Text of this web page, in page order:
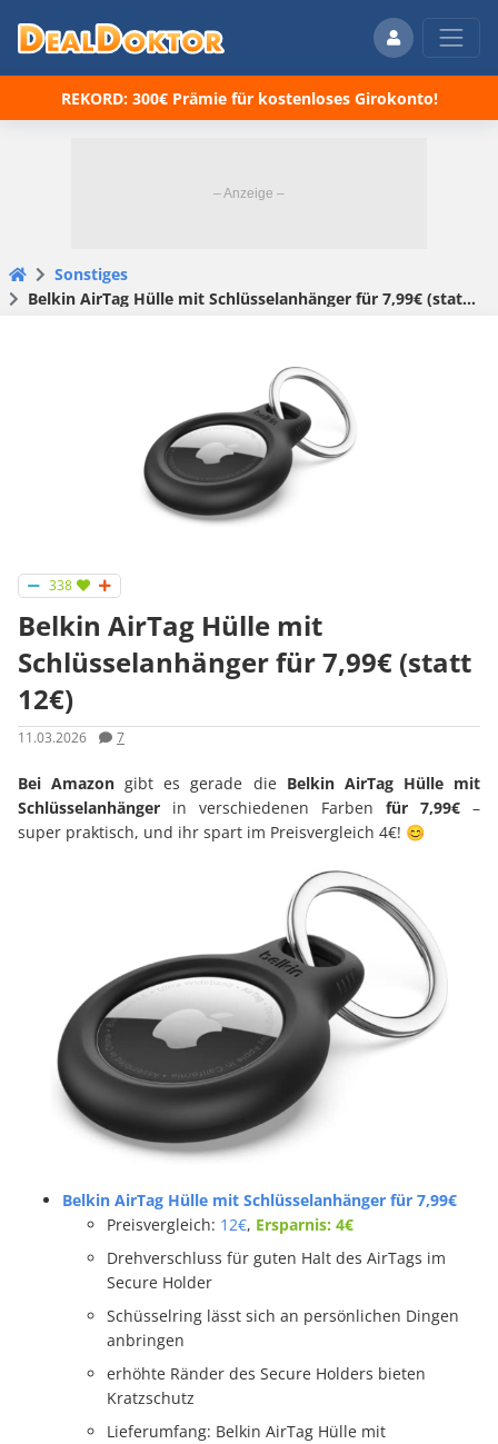
REKORD: 300€ Prämie für kostenloses Girokonto!
Sonstiges
Belkin AirTag Hülle mit Schlüsselanhänger für 7,99€ (statt 12€)
338
Belkin AirTag Hülle mit
Schlüsselanhänger für 7,99€ (statt
12€)
11.03.2026 7
Bei Amazon gibt es gerade die Belkin AirTag Hülle mit
Schlüsselanhänger in verschiedenen Farben für 7,99€ –
super praktisch, und ihr spart im Preisvergleich 4€! 😊
Belkin AirTag Hülle mit Schlüsselanhänger für 7,99€
Preisvergleich: 12€, Ersparnis: 4€
Drehverschluss für guten Halt des AirTags im
Secure Holder
Schüsselring lässt sich an persönlichen Dingen
anbringen
erhöhte Ränder des Secure Holders bieten
Kratzschutz
Lieferumfang: Belkin AirTag Hülle mit